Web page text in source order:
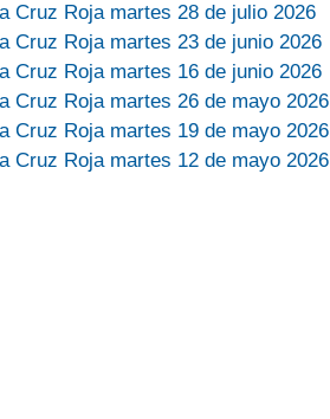
Cruz Roja martes 28 de julio 2026
Cruz Roja martes 23 de junio 2026
Cruz Roja martes 16 de junio 2026
Cruz Roja martes 26 de mayo 2026
Cruz Roja martes 19 de mayo 2026
Cruz Roja martes 12 de mayo 2026